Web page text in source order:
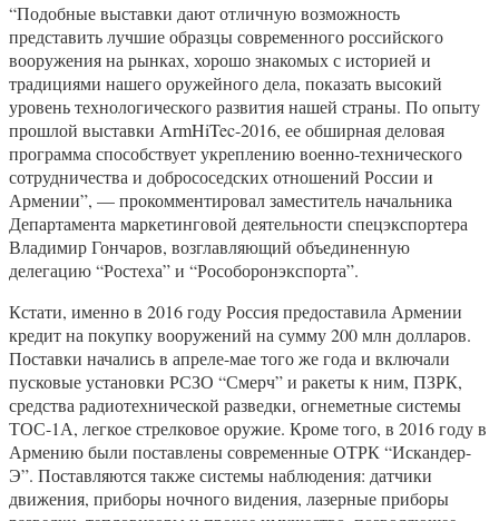
“Подобные выставки дают отличную возможность
представить лучшие образцы современного российского
вооружения на рынках, хорошо знакомых с историей и
традициями нашего оружейного дела, показать высокий
уровень технологического развития нашей страны. По опыту
прошлой выставки ArmHiTec-2016, ее обширная деловая
программа способствует укреплению военно-технического
сотрудничества и добрососедских отношений России и
Армении”, — прокомментировал заместитель начальника
Департамента маркетинговой деятельности спецэкспортера
Владимир Гончаров, возглавляющий объединенную
делегацию “Ростеха” и “Рособоронэкспорта”.
Кстати, именно в 2016 году Россия предоставила Армении
кредит на покупку вооружений на сумму 200 млн долларов.
Поставки начались в апреле-мае того же года и включали
пусковые установки РСЗО “Смерч” и ракеты к ним, ПЗРК,
средства радиотехнической разведки, огнеметные системы
ТОС-1А, легкое стрелковое оружие. Кроме того, в 2016 году в
Армению были поставлены современные ОТРК “Искандер-
Э”. Поставляются также системы наблюдения: датчики
движения, приборы ночного видения, лазерные приборы